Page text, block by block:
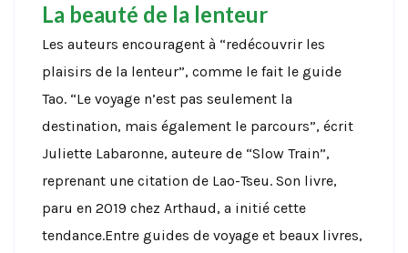
La beauté de la lenteur
Les auteurs encouragent à “redécouvrir les
plaisirs de la lenteur”, comme le fait le guide
Tao. “Le voyage n’est pas seulement la
destination, mais également le parcours”, écrit
Juliette Labaronne, auteure de “Slow Train”,
reprenant une citation de Lao-Tseu. Son livre,
paru en 2019 chez Arthaud, a initié cette
tendance.Entre guides de voyage et beaux livres,